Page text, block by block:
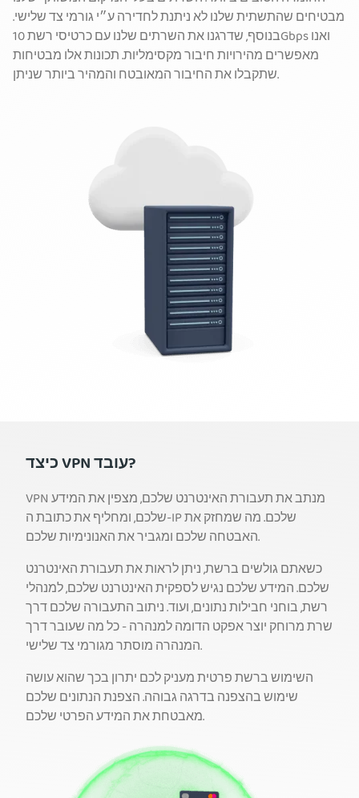
מבטיחים שהתשתית שלנו לא ניתנת לחדירה ע״י גורמי צד שלישי.
בנוסף, שדרגנו את השרתים שלנו עם כרטיסי רשת 10Gbps ואנו
מאפשרים מהירויות חיבור מקסימליות. תכונות אלו מבטיחות
שתקבלו את החיבור המאובטח והמהיר ביותר שניתן.
כיצד VPN עובד?
VPN מנתב את תעבורת האינטרנט שלכם, מצפין את המידע
שלכם, ומחליף את כתובת ה-IP שלכם. מה שמחזק את
האבטחה שלכם ומגביר את האנונימיות שלכם.
כשאתם גולשים ברשת, ניתן לראות את תעבורת האינטרנט
שלכם. המידע שלכם נגיש לספקית האינטרנט שלכם, למנהלי
רשת, בוחני חבילות נתונים, ועוד. ניתוב התעבורה שלכם דרך
שרת מרוחק יוצר אפקט הדומה למנהרה - כל מה שעובר דרך
המנהרה מוסתר מגורמי צד שלישי.
השימוש ברשת פרטית מעניק לכם יתרון בכך שהוא עושה
שימוש בהצפנה בדרגה גבוהה. הצפנת הנתונים שלכם
מאבטחת את המידע הפרטי שלכם.